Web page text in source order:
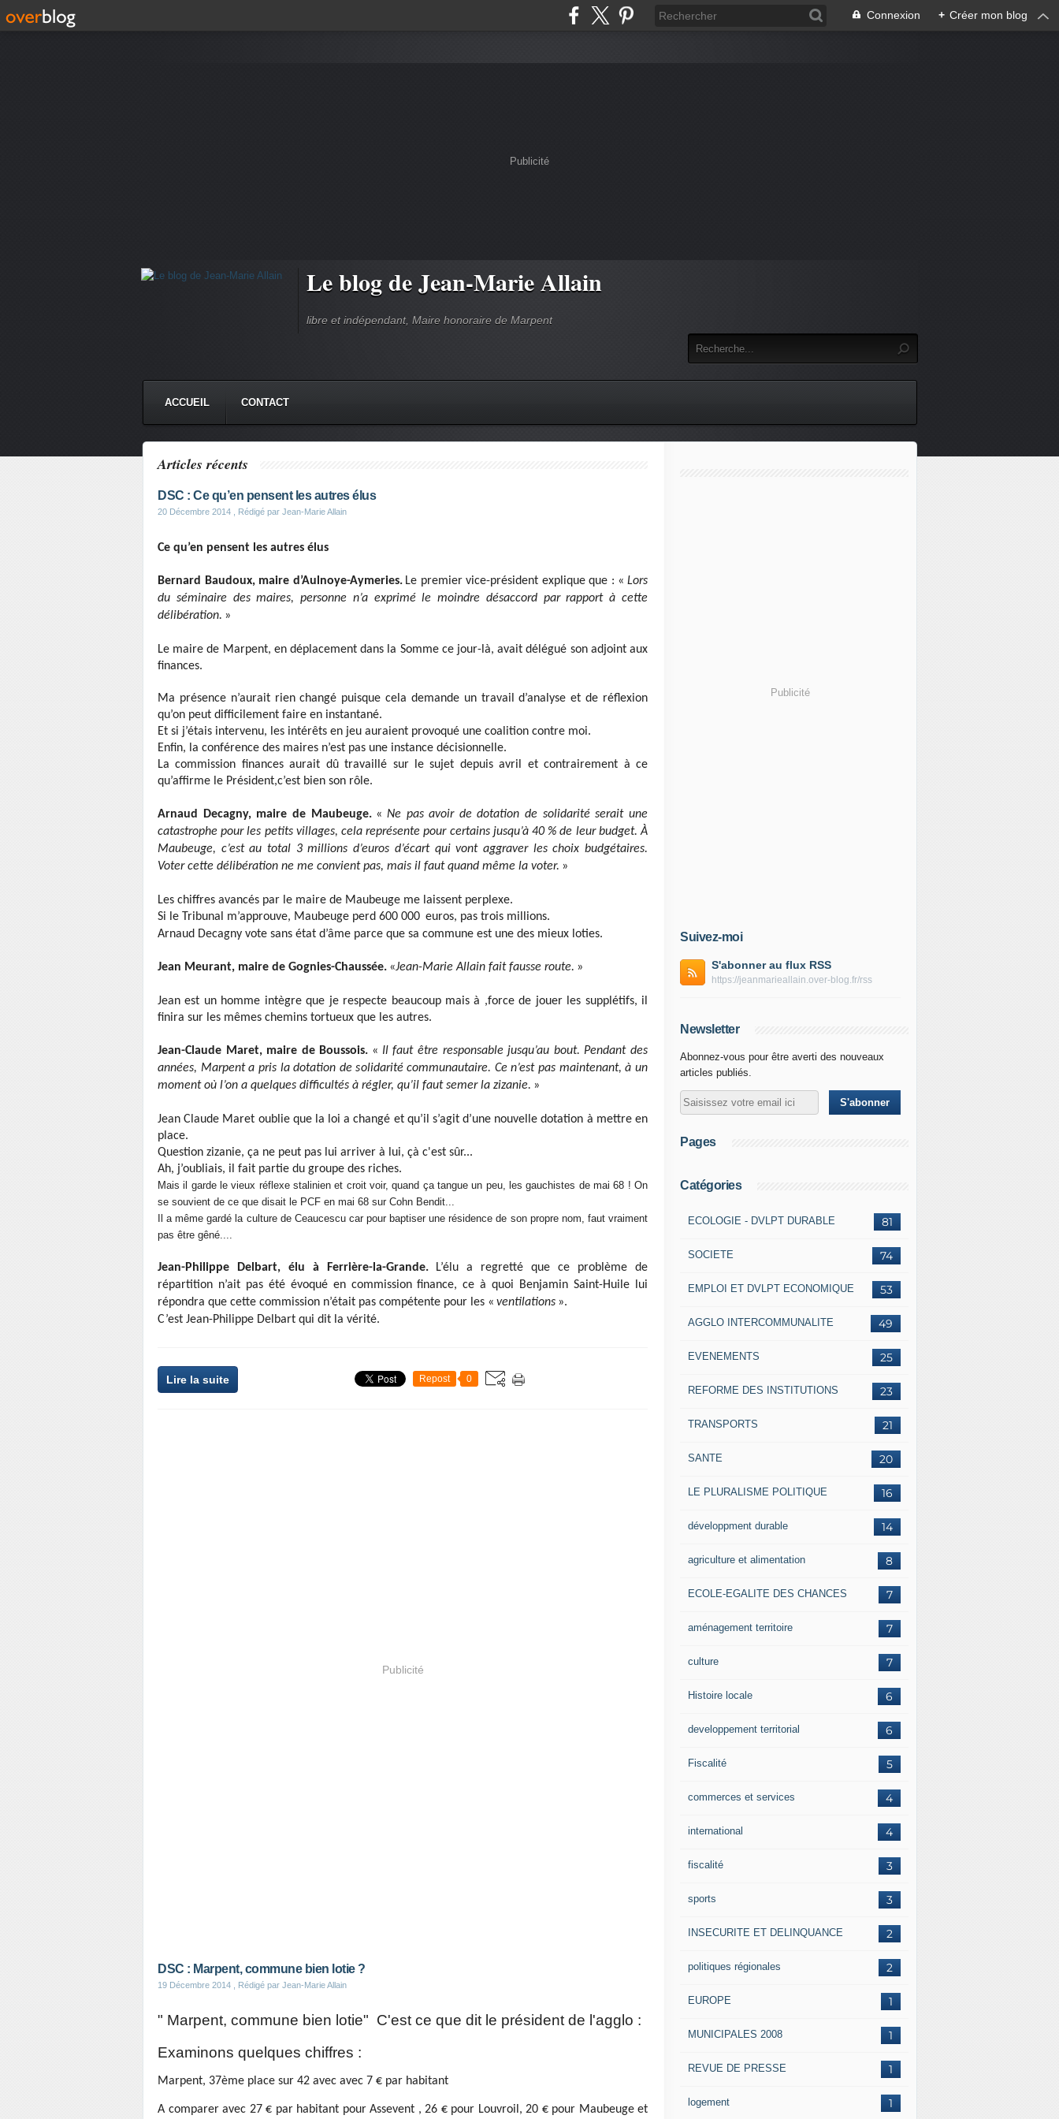
Connexion + Créer mon blog
Publicité
Le blog de Jean-Marie Allain
libre et indépendant, Maire honoraire de Marpent
ACCUEIL CONTACT
Articles récents
DSC : Ce qu’en pensent les autres élus
20 Décembre 2014 , Rédigé par Jean-Marie Allain
Ce qu’en pensent les autres élus
Bernard Baudoux, maire d’Aulnoye-Aymeries. Le premier vice-président explique que : « Lors
du séminaire des maires, personne n’a exprimé le moindre désaccord par rapport à cette
délibération. »
Le maire de Marpent, en déplacement dans la Somme ce jour-là, avait délégué son adjoint aux
finances.
Ma présence n’aurait rien changé puisque cela demande un travail d’analyse et de réflexion
qu’on peut difficilement faire en instantané.
Et si j’étais intervenu, les intérêts en jeu auraient provoqué une coalition contre moi.
Enfin, la conférence des maires n’est pas une instance décisionnelle.
La commission finances aurait dû travaillé sur le sujet depuis avril et contrairement à ce
qu’affirme le Président,c’est bien son rôle.
Arnaud Decagny, maire de Maubeuge. « Ne pas avoir de dotation de solidarité serait une
catastrophe pour les petits villages, cela représente pour certains jusqu’à 40 % de leur budget. À
Maubeuge, c’est au total 3 millions d’euros d’écart qui vont aggraver les choix budgétaires.
Voter cette délibération ne me convient pas, mais il faut quand même la voter. »
Les chiffres avancés par le maire de Maubeuge me laissent perplexe.
Si le Tribunal m’approuve, Maubeuge perd 600 000 euros, pas trois millions.
Arnaud Decagny vote sans état d’âme parce que sa commune est une des mieux loties.
Jean Meurant, maire de Gognies-Chaussée. «Jean-Marie Allain fait fausse route. »
Jean est un homme intègre que je respecte beaucoup mais à ,force de jouer les supplétifs, il
finira sur les mêmes chemins tortueux que les autres.
Jean-Claude Maret, maire de Boussois. « Il faut être responsable jusqu’au bout. Pendant des
années, Marpent a pris la dotation de solidarité communautaire. Ce n’est pas maintenant, à un
moment où l’on a quelques difficultés à régler, qu’il faut semer la zizanie. »
Jean Claude Maret oublie que la loi a changé et qu’il s’agit d’une nouvelle dotation à mettre en
place.
Question zizanie, ça ne peut pas lui arriver à lui, çà c'est sûr...
Ah, j’oubliais, il fait partie du groupe des riches.
Mais il garde le vieux réflexe stalinien et croit voir, quand ça tangue un peu, les gauchistes de mai 68 ! On
se souvient de ce que disait le PCF en mai 68 sur Cohn Bendit...
Il a même gardé la culture de Ceaucescu car pour baptiser une résidence de son propre nom, faut vraiment
pas être gêné....
Jean-Philippe Delbart, élu à Ferrière-la-Grande.
L’élu a regretté que ce problème de
répartition n’ait pas été évoqué en commission finance, ce à quoi Benjamin Saint-Huile lui
répondra que cette commission n’était pas compétente pour les « ventilations ».
C’est Jean-Philippe Delbart qui dit la vérité.
Lire la suite Repost 0
Publicité
DSC : Marpent, commune bien lotie ?
19 Décembre 2014 , Rédigé par Jean-Marie Allain
" Marpent, commune bien lotie" C'est ce que dit le président de l'agglo :
Examinons quelques chiffres :
Marpent, 37ème place sur 42 avec avec 7 € par habitant
A comparer avec 27 € par habitant pour Assevent , 26 € pour Louvroil, 20 € pour Maubeuge et
Publicité
Suivez-moi
S'abonner au flux RSS
https://jeanmarieallain.over-blog.fr/rss
Newsletter
Abonnez-vous pour être averti des nouveaux
articles publiés.
Pages
Catégories
81
ECOLOGIE - DVLPT DURABLE
74
SOCIETE
53
EMPLOI ET DVLPT ECONOMIQUE
49
AGGLO INTERCOMMUNALITE
25
EVENEMENTS
23
REFORME DES INSTITUTIONS
21
TRANSPORTS
20
SANTE
16
LE PLURALISME POLITIQUE
14
développment durable
8
agriculture et alimentation
7
ECOLE-EGALITE DES CHANCES
7
aménagement territoire
7
culture
6
Histoire locale
6
developpement territorial
5
Fiscalité
4
commerces et services
4
international
3
fiscalité
3
sports
2
INSECURITE ET DELINQUANCE
2
politiques régionales
1
EUROPE
1
MUNICIPALES 2008
1
REVUE DE PRESSE
1
logement